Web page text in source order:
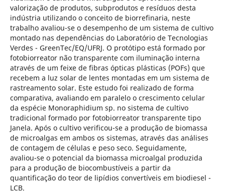
valorização de produtos, subprodutos e resíduos desta
indústria utilizando o conceito de biorrefinaria, neste
trabalho avaliou-se o desempenho de um sistema de cultivo
montado nas dependências do Laboratório de Tecnologias
Verdes - GreenTec/EQ/UFRJ. O protótipo está formado por
fotobiorreator não transparente com iluminação interna
através de um feixe de fibras ópticas plásticas (POFs) que
recebem a luz solar de lentes montadas em um sistema de
rastreamento solar. Este estudo foi realizado de forma
comparativa, avaliando em paralelo o crescimento celular
da espécie Monoraphidium sp. no sistema de cultivo
tradicional formado por fotobiorreator transparente tipo
Janela. Após o cultivo verificou-se a produção de biomassa
de microalgas em ambos os sistemas, através das análises
de contagem de células e peso seco. Seguidamente,
avaliou-se o potencial da biomassa microalgal produzida
para a produção de biocombustíveis a partir da
quantificação do teor de lipídios convertíveis em biodiesel -
LCB.